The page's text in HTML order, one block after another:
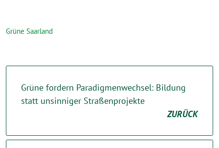
Grüne Saarland
Grüne fordern Paradigmenwechsel: Bildung
statt unsinniger Straßenprojekte
ZURÜCK